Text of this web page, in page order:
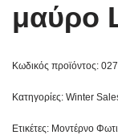
μαύρο
Κωδικός προϊόντος:
Κατηγορίες: Winter
Ετικέτες: Μοντέρνο